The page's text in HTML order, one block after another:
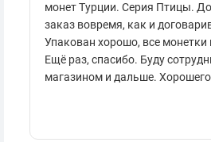
монет Турции. Серия Птицы.
заказ вовремя, как и
Упакован хорошо, все монетки
Ещё раз, спасибо. Буду
магазином и дальше.